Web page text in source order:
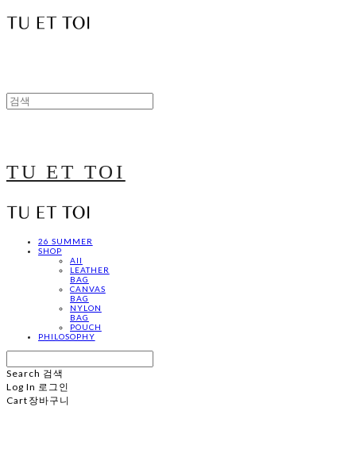
TU ET TOI
26 SUMMER
SHOP
All
LEATHER
BAG
CANVAS
BAG
NYLON
BAG
POUCH
PHILOSOPHY
Search 검색
Log In 로그인
Cart 장바구니